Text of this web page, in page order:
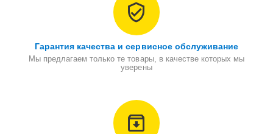
Гарантия качества и сервисное обслуживание
Мы предлагаем только те товары, в качестве которых мы
уверены